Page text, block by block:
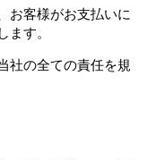
お客様がお支払いに
す。
社の全ての責任を規